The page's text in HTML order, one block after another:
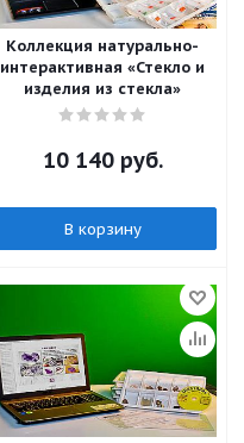
Коллекция натурально-
интерактивная «Стекло и
изделия из стекла»
10 140руб.
В корзину